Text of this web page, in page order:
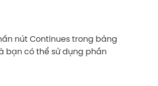
nút Continues trong bảng
bạn có thể sử dụng phần